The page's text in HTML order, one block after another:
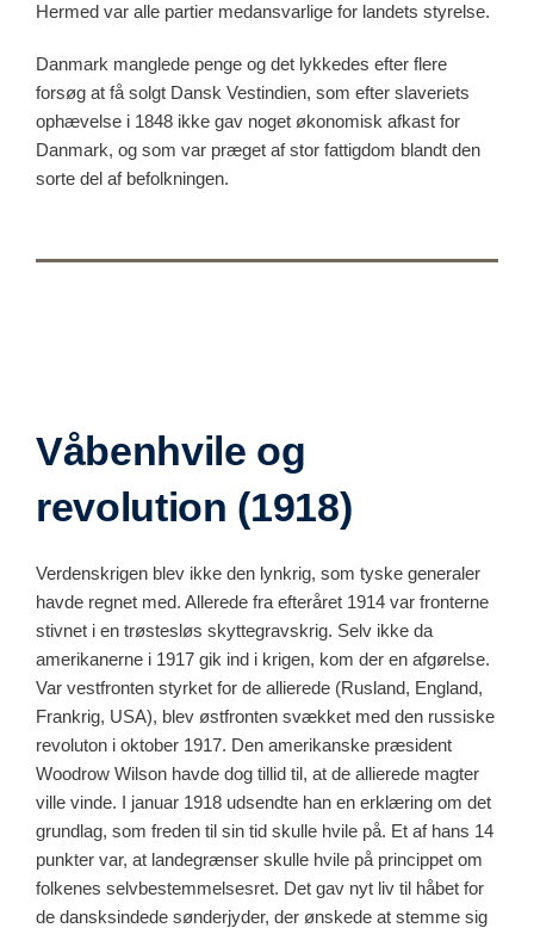
Hermed var alle partier medansvarlige for landets styrelse.
Danmark manglede penge og det lykkedes efter flere
forsøg at få solgt Dansk Vestindien, som efter slaveriets
ophævelse i 1848 ikke gav noget økonomisk afkast for
Danmark, og som var præget af stor fattigdom blandt den
sorte del af befolkningen.
Våbenhvile og
revolution (1918)
Verdenskrigen blev ikke den lynkrig, som tyske generaler
havde regnet med. Allerede fra efteråret 1914 var fronterne
stivnet i en trøstesløs skyttegravskrig. Selv ikke da
amerikanerne i 1917 gik ind i krigen, kom der en afgørelse.
Var vestfronten styrket for de allierede (Rusland, England,
Frankrig, USA), blev østfronten svækket med den russiske
revoluton i oktober 1917. Den amerikanske præsident
Woodrow Wilson havde dog tillid til, at de allierede magter
ville vinde. I januar 1918 udsendte han en erklæring om det
grundlag, som freden til sin tid skulle hvile på. Et af hans 14
punkter var, at landegrænser skulle hvile på princippet om
folkenes selvbestemmelsesret. Det gav nyt liv til håbet for
de dansksindede sønderjyder, der ønskede at stemme sig